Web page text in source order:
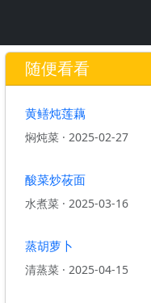
随便看看
黄鳝炖莲藕
焖炖菜 · 2025-02-27
酸菜炒莜面
水煮菜 · 2025-03-16
蒸胡萝卜
清蒸菜 · 2025-04-15